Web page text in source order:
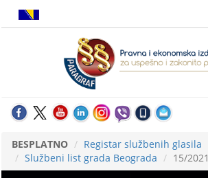
BESPLATNO
Registar službenih glasila
Službeni list grada Beograda
15/2021